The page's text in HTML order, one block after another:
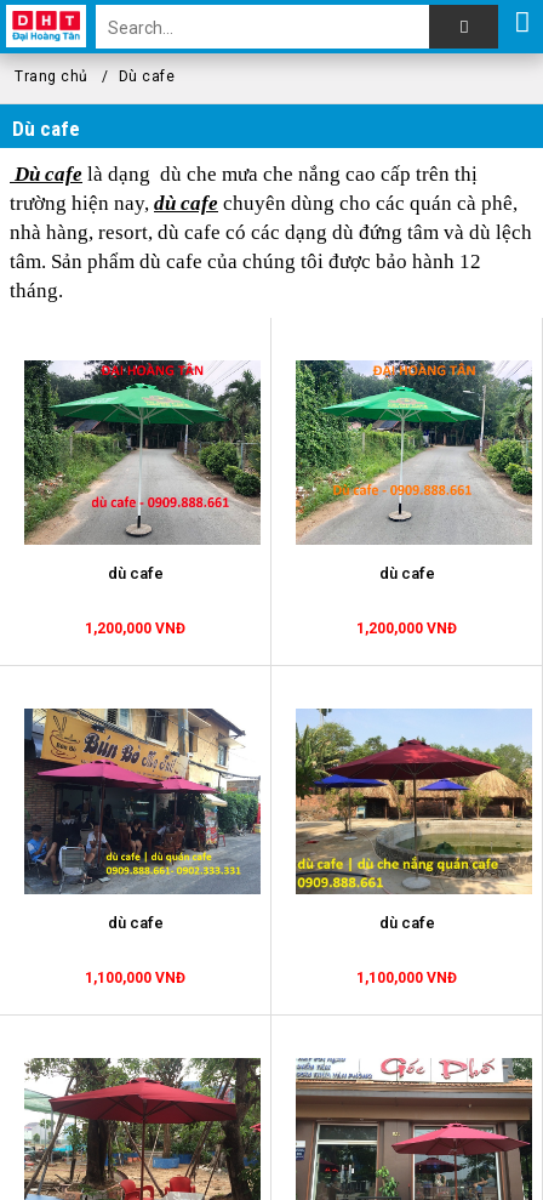
Trang chủ Dù cafe
Dù cafe
Dù cafe là dạng dù che mưa che nắng cao cấp trên thị
trường hiện nay, dù cafe chuyên dùng cho các quán cà phê,
nhà hàng, resort, dù cafe có các dạng dù đứng tâm và dù lệch
tâm. Sản phẩm dù cafe của chúng tôi được bảo hành 12
tháng.
dù cafe
1,200,000 VNĐ
dù cafe
1,200,000 VNĐ
dù cafe
1,100,000 VNĐ
dù cafe
1,100,000 VNĐ